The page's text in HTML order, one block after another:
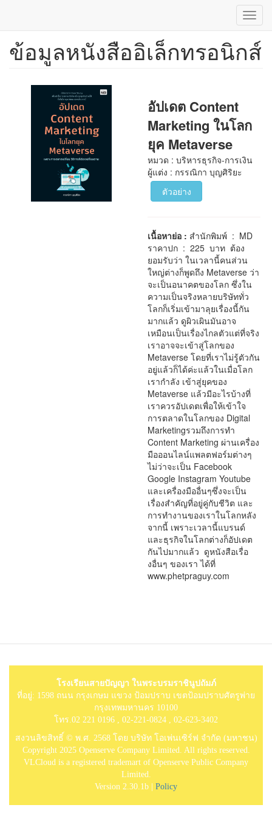
ข้าม
ข้อมูลหนังสืออิเล็กทรอนิกส์
อัปเดต Content
Marketing ในโลก
ยุค Metaverse
หมวด : บริหารธุรกิจ-การเงิน
ผู้แต่ง : กรรณิกา บุญศิริยะ
ตัวอย่าง
เนื้อหาย่อ : สำนักพิมพ์ : MD
ราคาปก : 225 บาท ต้อง
ยอมรับว่า ในเวลานี้คนส่วน
ใหญ่ต่างก็พูดถึง Metaverse ว่า
จะเป็นอนาคตของโลก ซึ่งใน
ความเป็นจริงหลายบริษัททั่ว
โลกก็เริ่มเข้ามาลุยเรื่องนี้กัน
มากแล้ว ดูผิวเผินมันอาจ
เหมือนเป็นเรื่องไกลตัวแต่ที่จริง
เราอาจจะเข้าสู่โลกของ
Metaverse โดยที่เราไม่รู้ตัวกัน
อยู่แล้วก็ได้ค่ะแล้วในเมื่อโลก
เรากำลัง เข้าสู่ยุคของ
Metaverse แล้วมีอะไรบ้างที่
เราควรอัปเดตเพื่อให้เข้าใจ
การตลาดในโลกของ Digital
Marketingรวมถึงการทำ
Content Marketing ผ่านเครื่อง
มือออนไลน์แพลตฟอร์มต่างๆ
ไม่ว่าจะเป็น Facebook
Google Instagram Youtube
และเครื่องมืออื่นๆซึ่งจะเป็น
เรื่องสำคัญที่อยู่คู่กับชีวิต และ
การทำงานของเราในโลกหลัง
จากนี้ เพราะเวลานี้แบรนด์
และธุรกิจในโลกต่างก็อัปเดต
กันไปมากแล้ว ดูหนังสือเรื่อ
งอื่นๆ ของเรา ได้ที่
www.phetpraguy.com
โรงเรียนสายปัญญา ในพระบรมราชินูปถัมภ์
ที่อยู่: 1598 ถนน กรุงเกษม แขวง ป้อมปราบ เขตป้อมปราบศัตรูพ่าย
กรุงเทพมหานคร 10100
โทร.02 221 0196 , 02-221-0824 , 02-623-3402
สงวนลิขสิทธิ์ © พ.ศ. 2568 โดย บริษัท โอเพ่นเซิร์ฟ จำกัด (มหาชน)
Copyright 2025 Openserve Company Limited. All rights reserved.
VLCloud is a registered trademart of Openserve Public Company
Limited.
Version 2.30.1b | Policy